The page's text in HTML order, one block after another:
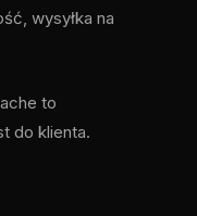
wysyłka na
to
do klienta.